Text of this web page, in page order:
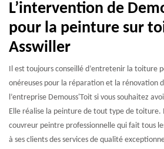
L’intervention de
pour la peinture sur
Asswiller
Il est toujours conseillé d’entretenir la toiture
onéreuses pour la réparation et la rénovation
l’entreprise Demouss'Toit si vous souhaitez
Elle réalise la peinture de tout type de toiture.
couvreur peintre professionnelle qui fait tous
à ses clients des services de qualité